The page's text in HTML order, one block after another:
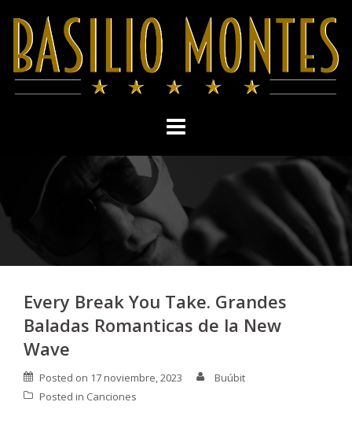
content
Every Break You Take. Grandes
Baladas Romanticas de la New
Wave
Posted on 17 noviembre, 2023
Buúbit
Posted in Canciones